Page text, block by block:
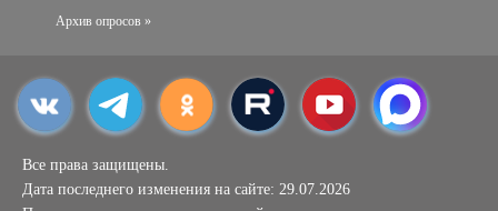
Архив опросов »
Все права защищены.
Дата последнего изменения на сайте: 29.07.2026